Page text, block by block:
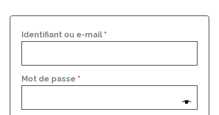
Identifiant ou e-mail *
Mot de passe *